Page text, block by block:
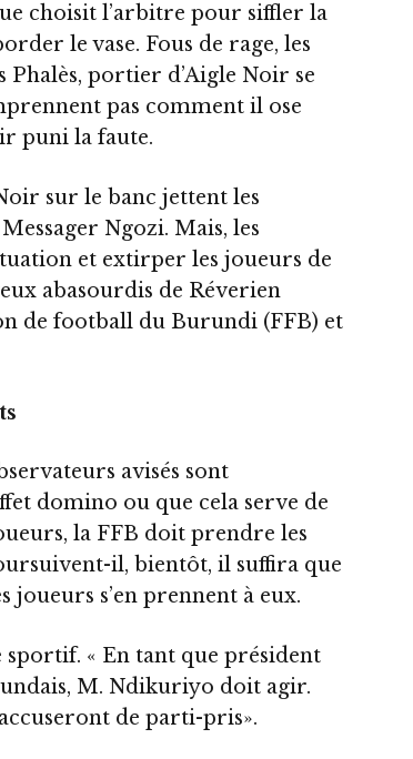
choisit l’arbitre pour siffler la
le vase. Fous de rage, les
Phalès, portier d’Aigle Noir se
pas comment il ose
puni la faute.
sur le banc jettent les
Ngozi. Mais, les
et extirper les joueurs de
abasourdis de Réverien
de football du Burundi (FFB) et
avisés sont
domino ou que cela serve de
la FFB doit prendre les
il, bientôt, il suffira que
s’en prennent à eux.
« En tant que président
M. Ndikuriyo doit agir.
de parti-pris».